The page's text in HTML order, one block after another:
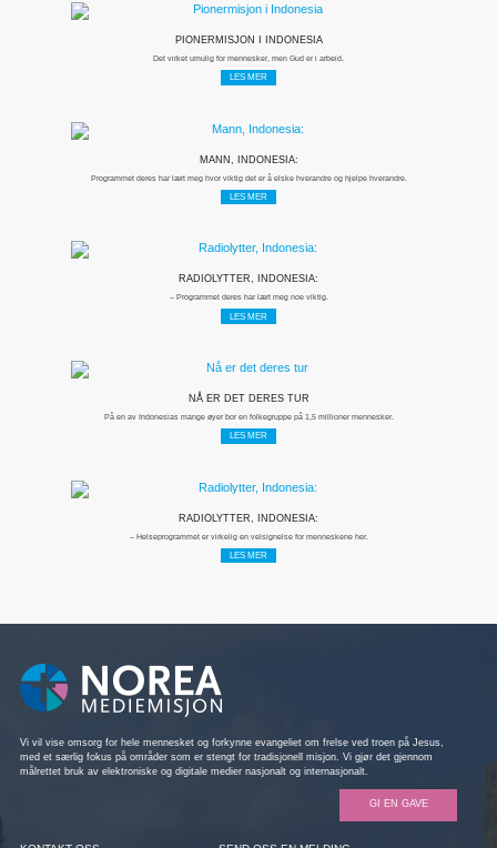
PIONERMISJON I INDONESIA
Det virket umulig for mennesker, men Gud er i arbeid.
LES MER
MANN, INDONESIA:
Programmet deres har lært meg hvor viktig det er å elske hverandre og hjelpe hverandre.
LES MER
RADIOLYTTER, INDONESIA:
– Programmet deres har lært meg noe viktig.
LES MER
NÅ ER DET DERES TUR
På en av Indonesias mange øyer bor en folkegruppe på 1,5 millioner mennesker.
LES MER
RADIOLYTTER, INDONESIA:
– Helseprogrammet er virkelig en velsignelse for menneskene her.
LES MER
Vi vil vise omsorg for hele mennesket og forkynne evangeliet om frelse ved troen på Jesus,
med et særlig fokus på områder som er stengt for tradisjonell misjon. Vi gjør det gjennom
målrettet bruk av elektroniske og digitale medier nasjonalt og internasjonalt.
GI EN GAVE